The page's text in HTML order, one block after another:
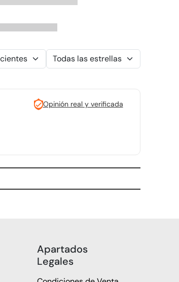
Opinión real y verificada
Apartados
Legales